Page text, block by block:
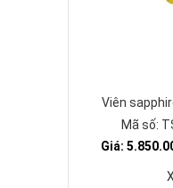
Viên
Mã số:
Giá: